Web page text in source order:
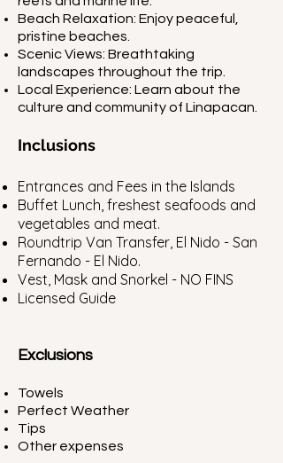
Beach Relaxation: Enjoy peaceful,
pristine beaches.
Scenic Views: Breathtaking
landscapes throughout the trip.
Local Experience: Learn about the
culture and community of Linapacan.
Inclusions
Entrances and Fees in the Islands
Buffet Lunch, freshest seafoods and
vegetables and meat.
Roundtrip Van Transfer, El Nido - San
Fernando - El Nido.
Vest, Mask and Snorkel - NO FINS
Licensed Guide
Exclusions
Towels
Perfect Weather
Tips
Other expenses